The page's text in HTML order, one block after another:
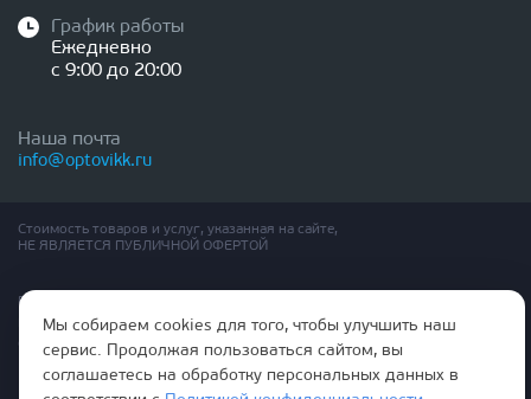
График работы
Ежедневно
с 9:00 до 20:00
Наша почта
info@optovikk.ru
Стоимость товаров и услуг, указанная на сайте,
НЕ ЯВЛЯЕТСЯ ПУБЛИЧНОЙ ОФЕРТОЙ
Правила эксплутации входных и межкомнатных дверей
Политика обработки персональных данных
Согласие на обработку персональных данных
Мы собираем cookies для того, чтобы улучшить наш
сервис. Продолжая пользоваться сайтом, вы
соглашаетесь на обработку персональных данных в